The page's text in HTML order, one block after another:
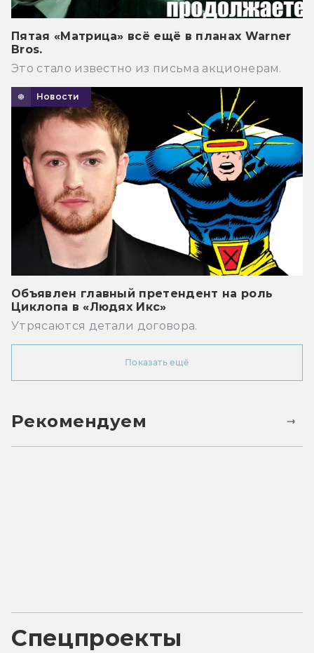
Пятая «Матрица» всё ещё в планах Warner
Bros.
Это стало известно из письма акционерам.
Новости
Объявлен главный претендент на роль
Циклопа в «Людях Икс»
Утрясаются детали договора.
Показать ещё
Рекомендуем
Спецпроекты